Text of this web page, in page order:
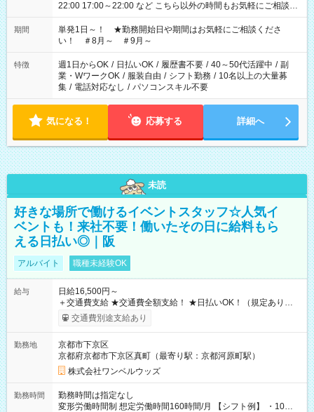
22:00 17:00～22:00 など こちら以外の時間もお気軽にご相談く
ださい！
期間
単発1日～！ ★勤務開始日や期間はお気軽にご相談くださ
い！ ＃8月～ ＃9月～
特徴 週1日からOK / 日払いOK / 履歴書不要 / 40～50代活躍中 / 副
業・WワークOK / 服装自由 / シフト勤務 / 10名以上の大量募
集 / 電話対応なし / パソコンスキル不要
気になる！ 応募する 詳細へ
未読
好きな場所で働けるイベントスタッフ☆人気イ
ベントも！来社不要！働いたその日に給料もら
える日払い◎｜阪
アルバイト 職種未経験OK
給与
日給16,500円～
＋交通費支給 ★交通費全額支給！ ★日払いOK！（規定あり） ┗
働いたその日に現金GET♪ お仕事後はコンビニATMから 日払
交通費別途支給あり
勤務地
京都市下京区
京都府京都市下京区真町（最寄り駅：京都河原町駅）
株式会社ワンベルウッズ
勤務時間
勤務時間は指定なし
変形労働時間制 想定労働時間160時間/月 【シフト例】 ・10：